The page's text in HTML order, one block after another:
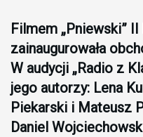
Filmem „Pniewski”
zainaugurowała
W audycji „Radio z
jego autorzy: Lena
Piekarski i Mateusz
Daniel